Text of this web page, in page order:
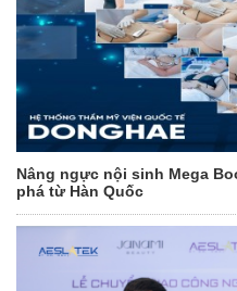
Nâng ngực nội sinh Mega
phá từ Hàn Quốc